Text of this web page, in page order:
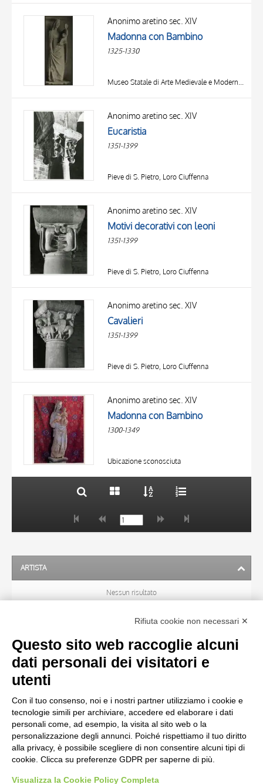
Anonimo aretino sec. XIV
Madonna con Bambino
1325-1330
Museo Statale di Arte Medievale e Moderna, Arezzo
Anonimo aretino sec. XIV
Eucaristia
1351-1399
Pieve di S. Pietro, Loro Ciuffenna
Anonimo aretino sec. XIV
Motivi decorativi con leoni
1351-1399
Pieve di S. Pietro, Loro Ciuffenna
Anonimo aretino sec. XIV
Cavalieri
1351-1399
Pieve di S. Pietro, Loro Ciuffenna
Anonimo aretino sec. XIV
Madonna con Bambino
1300-1349
Ubicazione sconosciuta
TITOLO
AUTORE
OGGETTO
ARTISTA
Nessun risultato
OGGETTO
LOCALIZZAZIONE
CRONOLOGIA
Rifiuta cookie non necessari ✕
Questo sito web raccoglie alcuni
dati personali dei visitatori e
utenti
Con il tuo consenso, noi e i nostri partner utilizziamo i cookie e
tecnologie simili per archiviare, accedere ed elaborare i dati
personali come, ad esempio, la visita al sito web o la
personalizzazione degli annunci. Poiché rispettiamo il tuo diritto
alla privacy, è possibile scegliere di non consentire alcuni tipi di
cookie. Clicca su preferenze GDPR per saperne di più.
Visualizza la Cookie Policy Completa